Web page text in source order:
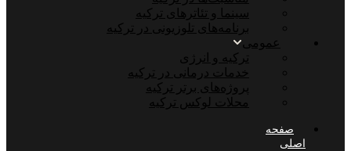
سینما و تئاترهای ترکیه
برنامه‌های تلوزیونی در ترکیه
عمومی
ترکیه و انرژی
خدمات درمانی در ترکیه
پروژه‌های برتر ترکیه
محلات لوکس ترکیه
صفحه